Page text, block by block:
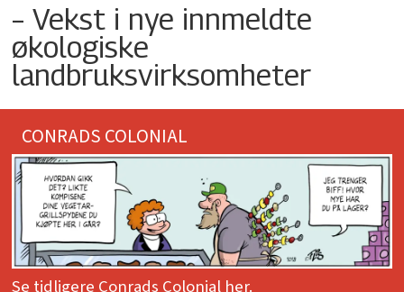
– Vekst i nye innmeldte
økologiske
landbruksvirksomheter
CONRADS COLONIAL
Se tidligere Conrads Colonial her.